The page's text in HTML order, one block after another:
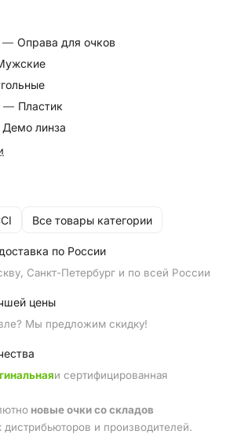
— Оправа для очков
— Пластик
Демо линза
Все товары категории
по России
Санкт-Петербург и по всей России
цены
Мы предложим скидку!
и сертифицированная
новые очки со складов
и производителей.